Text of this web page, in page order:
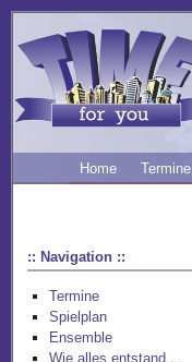
Home Termine
:: Navigation ::
Termine
Spielplan
Ensemble
Wie alles entstand ...